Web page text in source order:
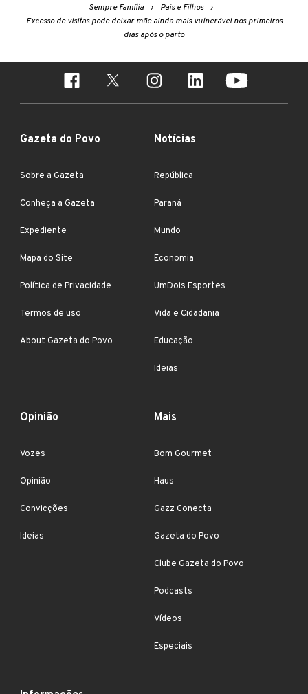
Sempre Família
Pais e Filhos
Excesso de visitas pode deixar mãe ainda mais vulnerável nos primeiros
dias após o parto
Gazeta do Povo
Sobre a Gazeta
Conheça a Gazeta
Expediente
Mapa do Site
Política de Privacidade
Termos de uso
About Gazeta do Povo
Notícias
República
Paraná
Mundo
Economia
UmDois Esportes
Vida e Cidadania
Educação
Ideias
Opinião
Vozes
Opinião
Convicções
Ideias
Mais
Bom Gourmet
Haus
Gazz Conecta
Gazeta do Povo
Clube Gazeta do Povo
Podcasts
Vídeos
Especiais